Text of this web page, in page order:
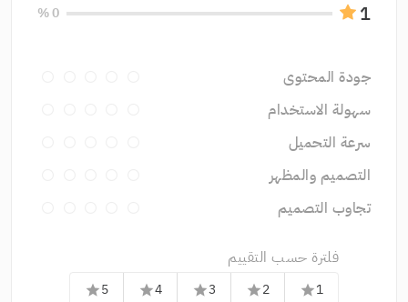
1
0 %
جودة المحتوى
سهولة الاستخدام
سرعة التحميل
التصميم والمظهر
تجاوب التصميم
فلترة حسب التقييم
1
star
2
star
3
star
4
star
5
star